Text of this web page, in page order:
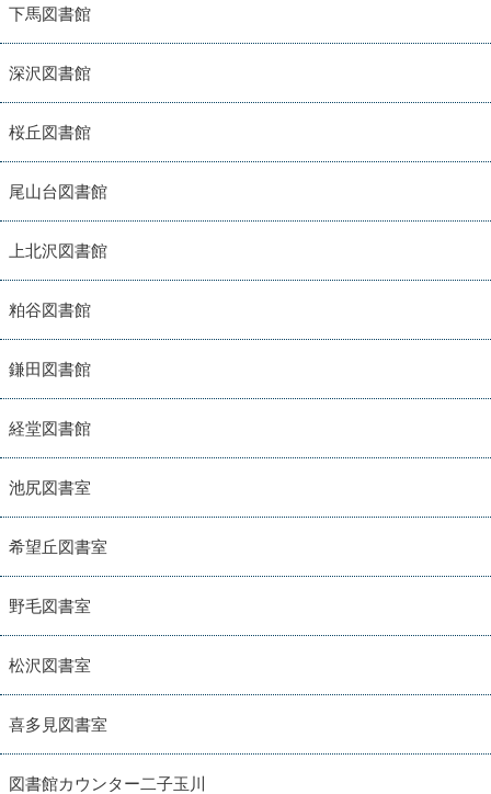
下馬図書館
深沢図書館
桜丘図書館
尾山台図書館
上北沢図書館
粕谷図書館
鎌田図書館
経堂図書館
池尻図書室
希望丘図書室
野毛図書室
松沢図書室
喜多見図書室
図書館カウンター二子玉川